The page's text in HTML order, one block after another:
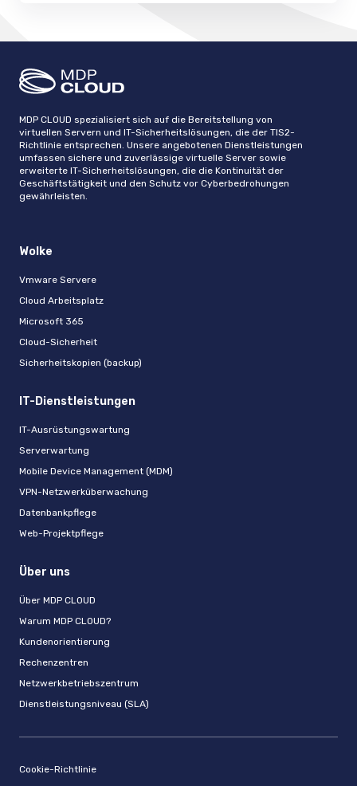
MDP CLOUD spezialisiert sich auf die Bereitstellung von
virtuellen Servern und IT-Sicherheitslösungen, die der TIS2-
Richtlinie entsprechen. Unsere angebotenen Dienstleistungen
umfassen sichere und zuverlässige virtuelle Server sowie
erweiterte IT-Sicherheitslösungen, die die Kontinuität der
Geschäftstätigkeit und den Schutz vor Cyberbedrohungen
gewährleisten.
Wolke
Vmware Servere
Cloud Arbeitsplatz
Microsoft 365
Cloud-Sicherheit
Sicherheitskopien (backup)
IT-Dienstleistungen
IT-Ausrüstungswartung
Serverwartung
Mobile Device Management (MDM)
VPN-Netzwerküberwachung
Datenbankpflege
Web-Projektpflege
Über uns
Über MDP CLOUD
Warum MDP CLOUD?
Kundenorientierung
Rechenzentren
Netzwerkbetriebszentrum
Dienstleistungsniveau (SLA)
Cookie-Richtlinie